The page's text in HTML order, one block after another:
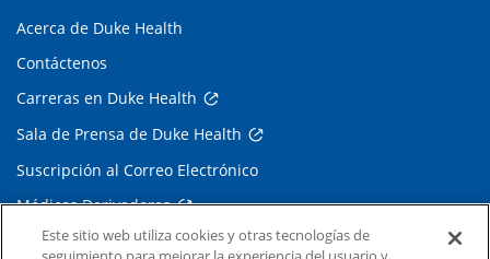
Acerca de Duke Health
Contáctenos
Carreras en Duke Health
Sala de Prensa de Duke Health
Suscripción al Correo Electrónico
Médicos Derivadores
Este sitio web utiliza cookies y otras tecnologías de